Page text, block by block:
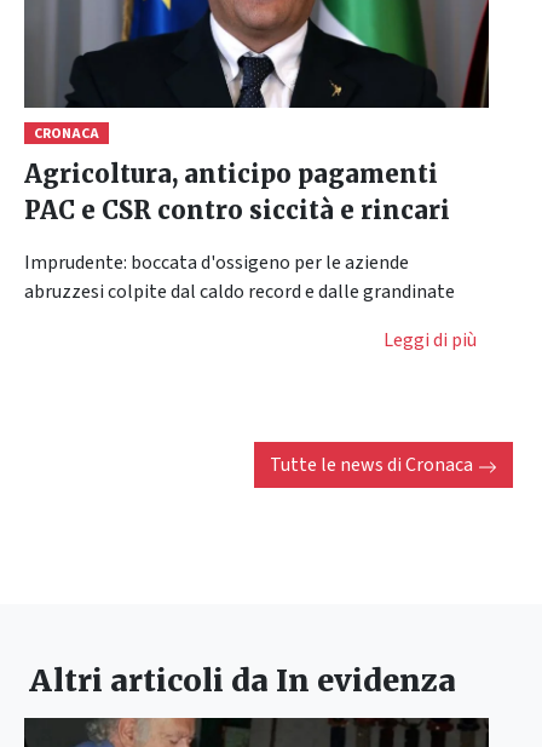
CRONACA
Agricoltura, anticipo pagamenti
PAC e CSR contro siccità e rincari
Imprudente: boccata d'ossigeno per le aziende
abruzzesi colpite dal caldo record e dalle grandinate
Leggi di più
Tutte le news diCronaca
Altri articoli da In evidenza